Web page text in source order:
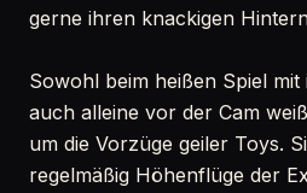
gerne ihren knackigen
Sowohl beim heißen Spiel
auch alleine vor der Cam
um die Vorzüge geiler Toys.
regelmäßig Höhenflüge der